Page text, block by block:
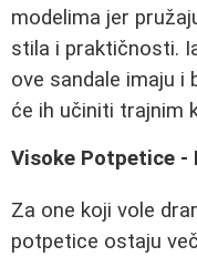
modelima jer
stila i praktičnosti.
ove sandale imaju i
će ih učiniti trajnim
Visoke Potpetice -
Za one koji vole
potpetice ostaju